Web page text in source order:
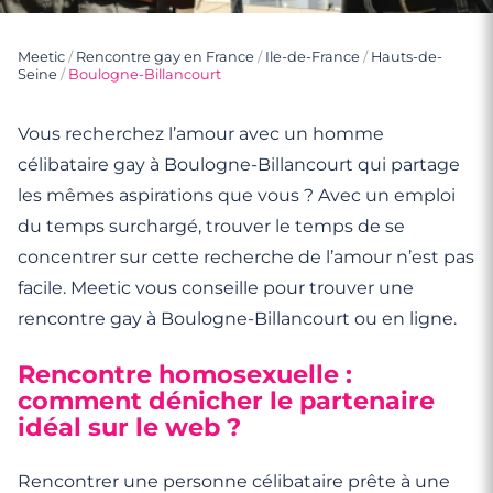
Meetic / Rencontre gay en France / Ile-de-France / Hauts-de-
Seine / Boulogne-Billancourt
Vous recherchez l’amour avec un homme
célibataire gay à Boulogne-Billancourt qui partage
les mêmes aspirations que vous ? Avec un emploi
du temps surchargé, trouver le temps de se
concentrer sur cette recherche de l’amour n’est pas
facile. Meetic vous conseille pour trouver une
rencontre gay à Boulogne-Billancourt ou en ligne.
Rencontre homosexuelle :
comment dénicher le partenaire
idéal sur le web ?
Rencontrer une personne célibataire prête à une